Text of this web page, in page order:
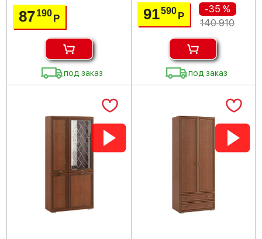
87190Р
под заказ
91590 Р
-35 %
140 910
под заказ